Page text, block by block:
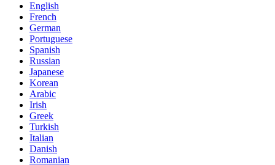
English
French
German
Portuguese
Spanish
Russian
Japanese
Korean
Arabic
Irish
Greek
Turkish
Italian
Danish
Romanian